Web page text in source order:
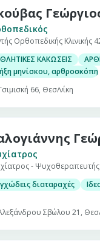
Ορθοπεδικής Κλινικής
ΚΑΚΩΣΕΙΣ
μηνίσκου,
66, Θεσ/νίκη
- Ψυχοθεραπευτής
διαταραχές
Σβώλου 21, Θεσ/